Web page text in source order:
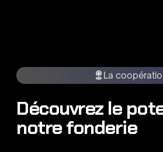
La
Découvrez le
notre fonderie